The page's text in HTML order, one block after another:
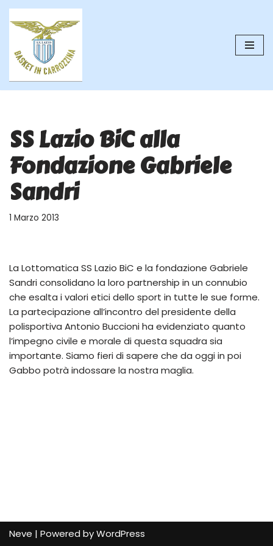
contenuto
SS Lazio BiC alla
Fondazione Gabriele
Sandri
1 Marzo 2013
La Lottomatica SS Lazio BiC e la fondazione Gabriele
Sandri consolidano la loro partnership in un connubio
che esalta i valori etici dello sport in tutte le sue forme.
La partecipazione all’incontro del presidente della
polisportiva Antonio Buccioni ha evidenziato quanto
l’impegno civile e morale di questa squadra sia
importante. Siamo fieri di sapere che da oggi in poi
Gabbo potrà indossare la nostra maglia.
Neve | Powered byWordPress